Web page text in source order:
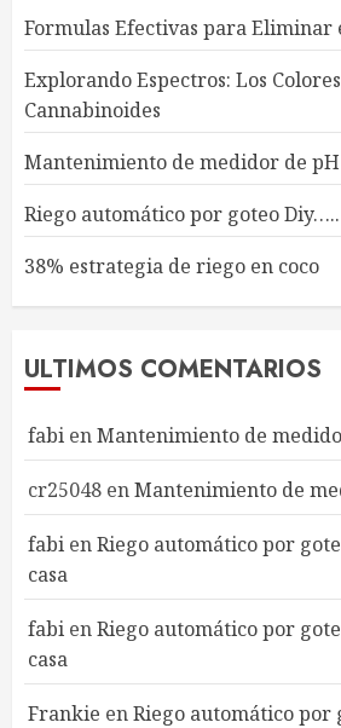
Formulas Efectivas para Eliminar
Explorando Espectros: Los
Cannabinoides
Mantenimiento de medidor de pH
Riego automático por goteo
38% estrategia de riego en coco
ULTIMOS COMENTARIOS
fabi enMantenimiento de
cr25048 enMantenimiento de
fabi enRiego automático por
casa
fabi enRiego automático por
casa
Frankie enRiego automático por